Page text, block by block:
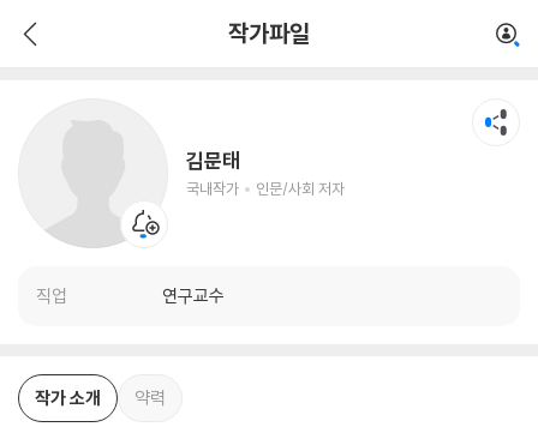
작가파일
김문태
국내작가 인문/사회 저자
직업 연구교수
인문/사회 저자
작가 소개 약력